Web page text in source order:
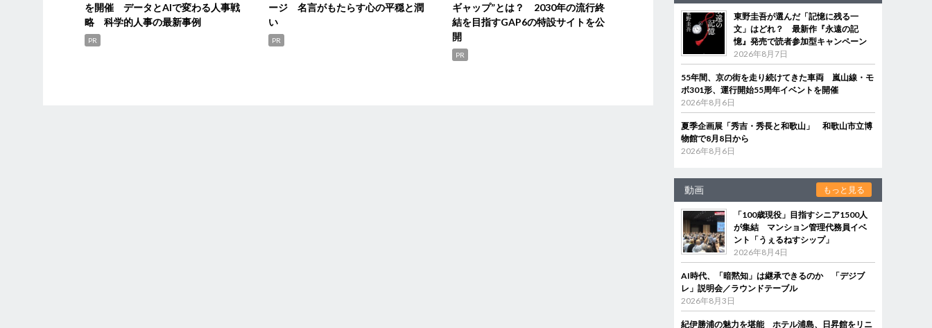
を開催 データとAIで変わる人事戦
略 科学的人事の最新事例
PR
ージ 名言がもたらす心の平穏と潤
い
PR
ギャップ”とは？ 2030年の流行終
結を目指すGAP6の特設サイトを公
開
PR
東野圭吾が選んだ「記憶に残る一
文」はどれ？ 最新作『永遠の記
憶』発売で読者参加型キャンペーン
2026年8月7日
55年間、京の街を走り続けてきた車両 嵐山線・モ
ボ301形、運行開始55周年イベントを開催
2026年8月6日
夏季企画展「秀吉・秀長と和歌山」 和歌山市立博
物館で8月8日から
2026年8月6日
動画 もっと見る
「100歳現役」目指すシニア1500人
が集結 マンション管理代務員イベ
ント「うぇるねすシップ」
2026年8月4日
AI時代、「暗黙知」は継承できるのか 「デジブ
レ」説明会／ラウンドテーブル
2026年8月3日
紀伊勝浦の魅力を堪能 ホテル浦島、日昇館をリニ